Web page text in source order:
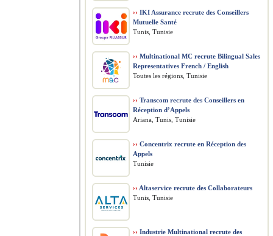
›› IKI Assurance recrute des Conseillers
Mutuelle Santé
Tunis, Tunisie
›› Multinational MC recrute Bilingual Sales
Representatives French / English
Toutes les régions, Tunisie
›› Transcom recrute des Conseillers en
Réception d’Appels
Ariana, Tunis, Tunisie
›› Concentrix recrute en Réception des
Appels
Tunisie
›› Altaservice recrute des Collaborateurs
Tunis, Tunisie
›› Industrie Multinational recrute des